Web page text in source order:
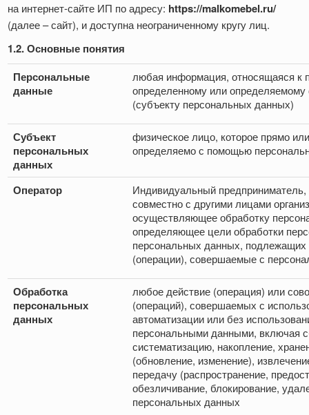
на интернет-сайте ИП по адресу: https://malkomebel.ru/
(далее – сайт), и доступна неограниченному кругу лиц.
1.2. Основные понятия
Персональные
данные
любая информация, относящаяся к
определенному или
(субъекту персональных данных)
Субъект
персональных
данных
физическое лицо, которое прямо
определяемо с помощью
Оператор
Индивидуальный
совместно с другими лицами
осуществляющее обработку
определяющее цели обработки
персональных данных, подлежащих
(операции), совершаемые с
Обработка
персональных
данных
любое действие (операция) или
(операций), совершаемых с
автоматизации или без
персональными данными, включая
систематизацию, накопление,
(обновление, изменение),
передачу (распространение,
обезличивание, блокирование,
персональных данных